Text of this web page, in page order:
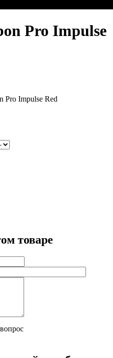
Pro Impulse
Pro Impulse Red
товаре